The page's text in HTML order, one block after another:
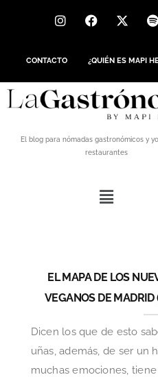
CONTACTO ¿QUIÉN ES MAPI
El blog para nómadas gastronómicos y
restaurantes
EL MAPA DE LOS
VEGANOS DE
Dicen los que de esto
uñas, además, de ser un
muchas emociones,